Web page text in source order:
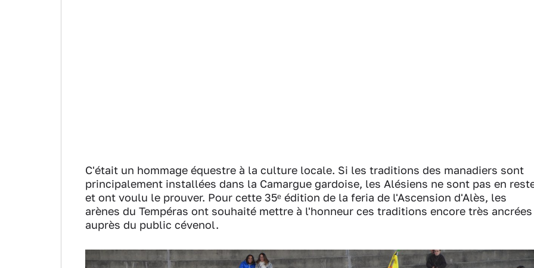
C'était un hommage équestre à la culture locale. Si les traditions des manadiers sont
principalement installées dans la Camargue gardoise, les Alésiens ne sont pas en
et ont voulu le prouver. Pour cette 35ᵉ édition de la feria de l'Ascension d'Alès, les
arènes du Tempéras ont souhaité mettre à l'honneur ces traditions encore très ancrées
auprès du public cévenol.